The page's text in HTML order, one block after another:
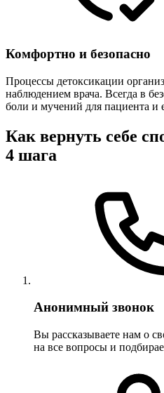
Комфортно и безопасно
Процессы детоксикации
наблюдением врача. Всегда в
боли и мучений для пациента и
Как вернуть себе
4 шага
Анонимный звонок
Вы рассказываете нам о
на все вопросы и